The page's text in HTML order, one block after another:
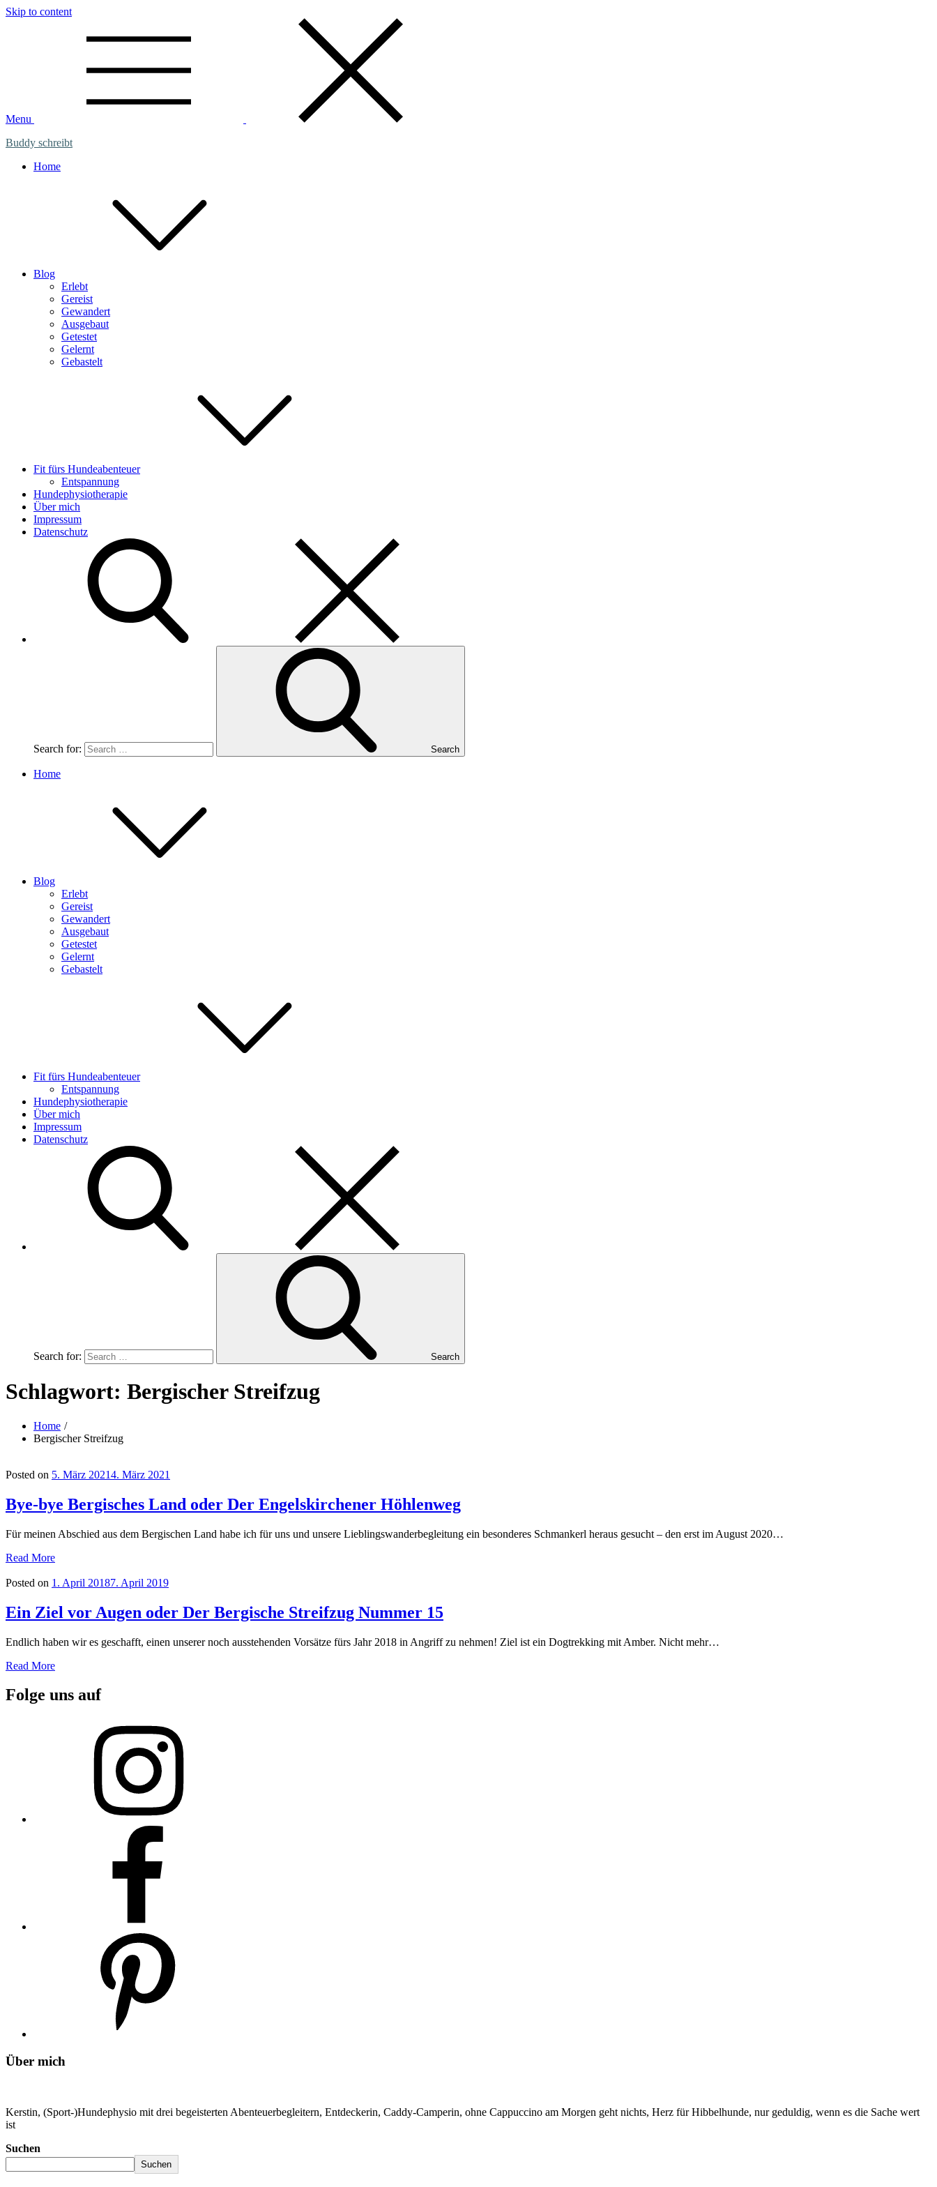
Skip to content
Menu
Buddy schreibt
Home
Blog
Erlebt
Gereist
Gewandert
Ausgebaut
Getestet
Gelernt
Gebastelt
Fit fürs Hundeabenteuer
Entspannung
Hundephysiotherapie
Über mich
Impressum
Datenschutz
Search for: Search
Home
Blog
Erlebt
Gereist
Gewandert
Ausgebaut
Getestet
Gelernt
Gebastelt
Fit fürs Hundeabenteuer
Entspannung
Hundephysiotherapie
Über mich
Impressum
Datenschutz
Search for: Search
Schlagwort: Bergischer Streifzug
Home
Bergischer Streifzug
Posted on 5. März 20214. März 2021
Bye-bye Bergisches Land oder Der Engelskirchener Höhlenweg
Für meinen Abschied aus dem Bergischen Land habe ich für uns und unsere Lieblingswanderbegleitung ein besonderes Schmankerl heraus gesucht – den erst im August 2020…
Read More
Posted on 1. April 20187. April 2019
Ein Ziel vor Augen oder Der Bergische Streifzug Nummer 15
Endlich haben wir es geschafft, einen unserer noch ausstehenden Vorsätze fürs Jahr 2018 in Angriff zu nehmen! Ziel ist ein Dogtrekking mit Amber. Nicht mehr…
Read More
Folge uns auf
Über mich
Kerstin, (Sport-)Hundephysio mit drei begeisterten Abenteuerbegleitern, Entdeckerin, Caddy-Camperin, ohne Cappuccino am Morgen geht nichts, Herz für Hibbelhunde, nur geduldig, wenn es die Sache wert
ist
Suchen
Suchen